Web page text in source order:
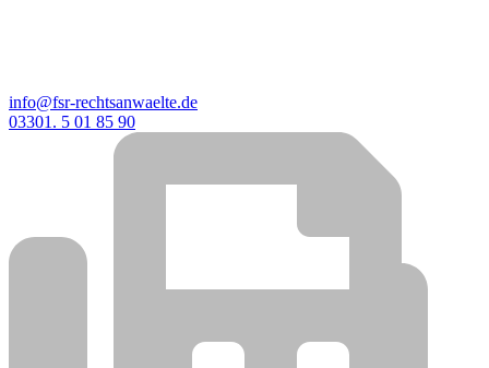
info@fsr-rechtsanwaelte.de
03301. 5 01 85 90